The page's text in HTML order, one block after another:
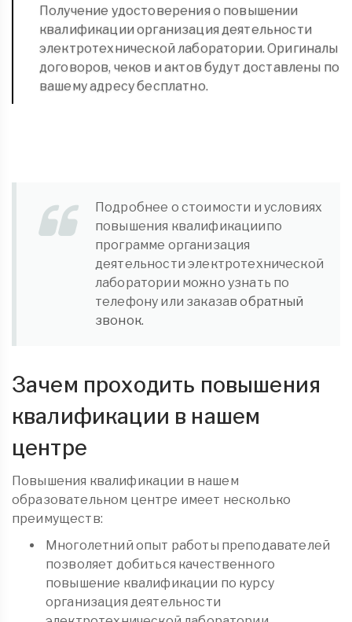
Получение удостоверения о повышении
квалификации организация деятельности
электротехнической лаборатории. Оригиналы
договоров, чеков и актов будут доставлены по
вашему адресу бесплатно.
Подробнее о стоимости и условиях
повышения квалификациипо
программе организация
деятельности электротехнической
лаборатории можно узнать по
телефону или заказавобратный
звонок.
Зачем проходить повышения
квалификации в нашем
центре
Повышения квалификации в нашем
образовательном центре имеет несколько
преимуществ:
Многолетний опыт работы преподавателей
позволяет добиться качественного
повышение квалификации по курсу
организация деятельности